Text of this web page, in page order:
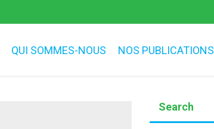
QUI SOMMES-NOUS NOS PUBLICATIONS
Search